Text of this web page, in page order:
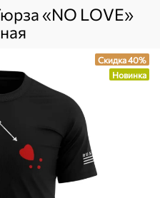
«NO LOVE»
Скидка 40%
Новинка